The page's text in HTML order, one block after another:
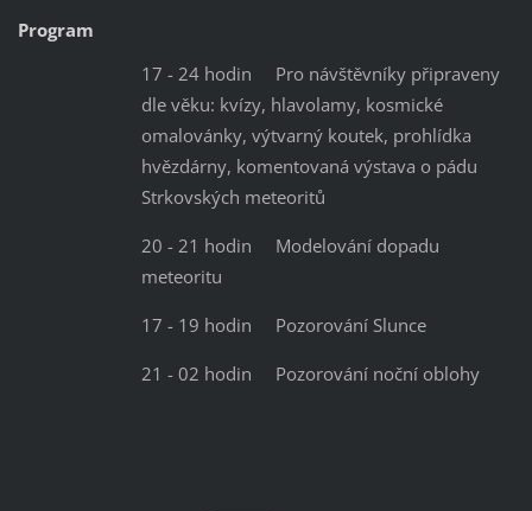
Program
17 - 24 hodin Pro návštěvníky připraveny
dle věku: kvízy, hlavolamy, kosmické
omalovánky, výtvarný koutek, prohlídka
hvězdárny, komentovaná výstava o pádu
Strkovských meteoritů
20 - 21 hodin Modelování dopadu
meteoritu
17 - 19 hodin Pozorování Slunce
21 - 02 hodin Pozorování noční oblohy